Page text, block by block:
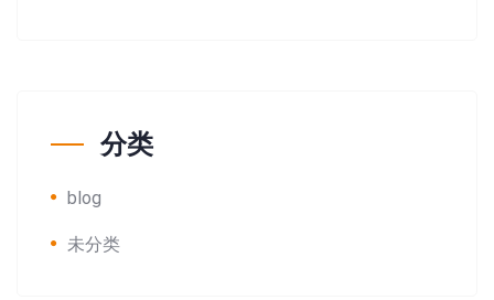
分类
blog
未分类